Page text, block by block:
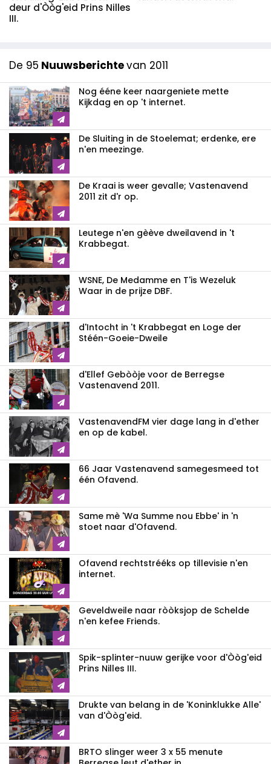
deur d'Òòg'eid Prins Nilles
III.
De 95 Nuuwsberichtevan 2011
Nog ééne keer naargeniete mette
Kijkdag en op 't internet.
De Sluiting in de Stoelemat; erdenke, ere
n'en meezinge.
De Kraai is weer gevalle; Vastenavend
2011 zit d'r op.
Leutege n'en gèève dweilavend in 't
Krabbegat.
WSNE, De Medamme en T'is Wezeluk
Waar in de prijze DBF.
d'Intocht in 't Krabbegat en Loge der
Stéén-Goeie-Dweile
d'Ellef Gebòòje voor de Berregse
Vastenavend 2011.
VastenavendFM vier dage lang in d'ether
en op de kabel.
66 Jaar Vastenavend samegesmeed tot
één Ofavend.
Same mè 'Wa Summe nou Ebbe' in 'n
stoet naar d'Ofavend.
Ofavend rechtstrééks op tillevisie n'en
internet.
Geveldweile naar ròòksjop de Schelde
n'en kefee Friends.
Spik-splinter-nuuw gerijke voor d'Òòg'eid
Prins Nilles III.
Drukte van belang in de 'Koninklukke Alle'
van d'Òòg'eid.
BRTO slinger weer 3 x 55 menute